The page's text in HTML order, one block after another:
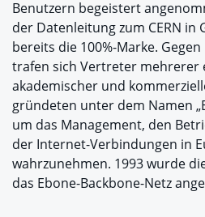
Benutzern begeistert
der Datenleitung zum CERN in
bereits die 100%-Marke. Gegen
trafen sich Vertreter mehrerer
akademischer und
gründeten unter dem Namen
um das Management, den
der Internet-Verbindungen in
wahrzunehmen. 1993 wurde
das Ebone-Backbone-Netz